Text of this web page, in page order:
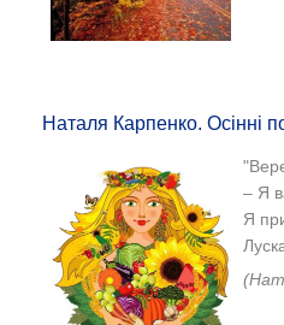
Наталя Карпенко. Осінні
"
– Я
Я